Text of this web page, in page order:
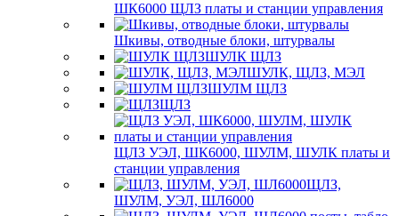
ШК6000 ЩЛЗ платы и станции управления
Шкивы, отводные блоки, штурвалы
ШУЛК ЩЛЗ
ШУЛК, ЩЛЗ, МЭЛ
ШУЛМ ЩЛЗ
ЩЛЗ
ЩЛЗ УЭЛ, ШК6000, ШУЛМ, ШУЛК платы и
станции управления
ЩЛЗ,
ШУЛМ, УЭЛ, ШЛ6000